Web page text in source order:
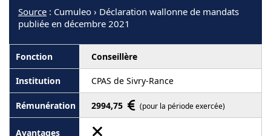
Source : Cumuleo › Déclaration wallonne de mandats
publiée en décembre 2021
Conseillère
CPAS de Sivry-Rance
2994,75 (pour la période exercée)